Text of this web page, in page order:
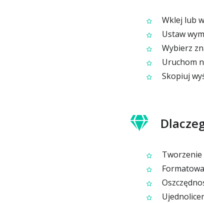
Wklej lub
Ustaw
Wybierz
Uruchom
Skopiuj
Tworzenie